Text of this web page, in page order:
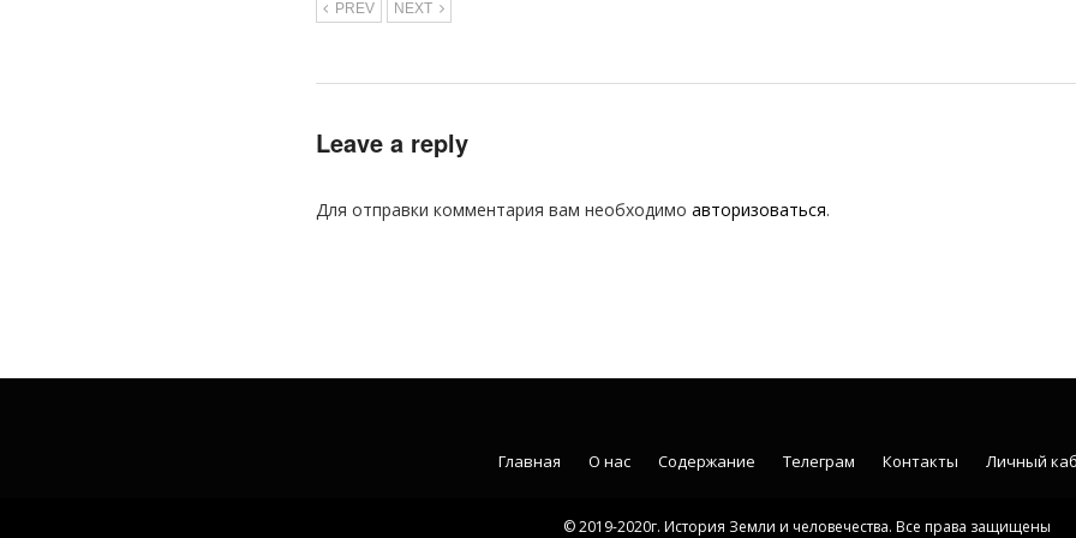
PREV NEXT
Leave a reply
Для отправки комментария вам необходимо авторизоваться.
© 2019-2020г. История Земли и человечества. Все права защищены
Главная О нас Содержание Телеграм Контакты Личный